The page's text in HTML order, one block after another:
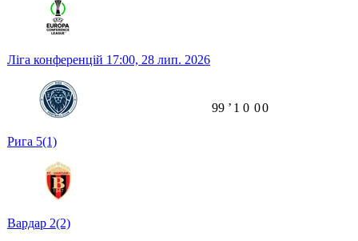
Ліга конференцій 17:00, 28 лип. 2026
Рига 5(1)
Вардар 2(2)
99 ʼ 1 0 00